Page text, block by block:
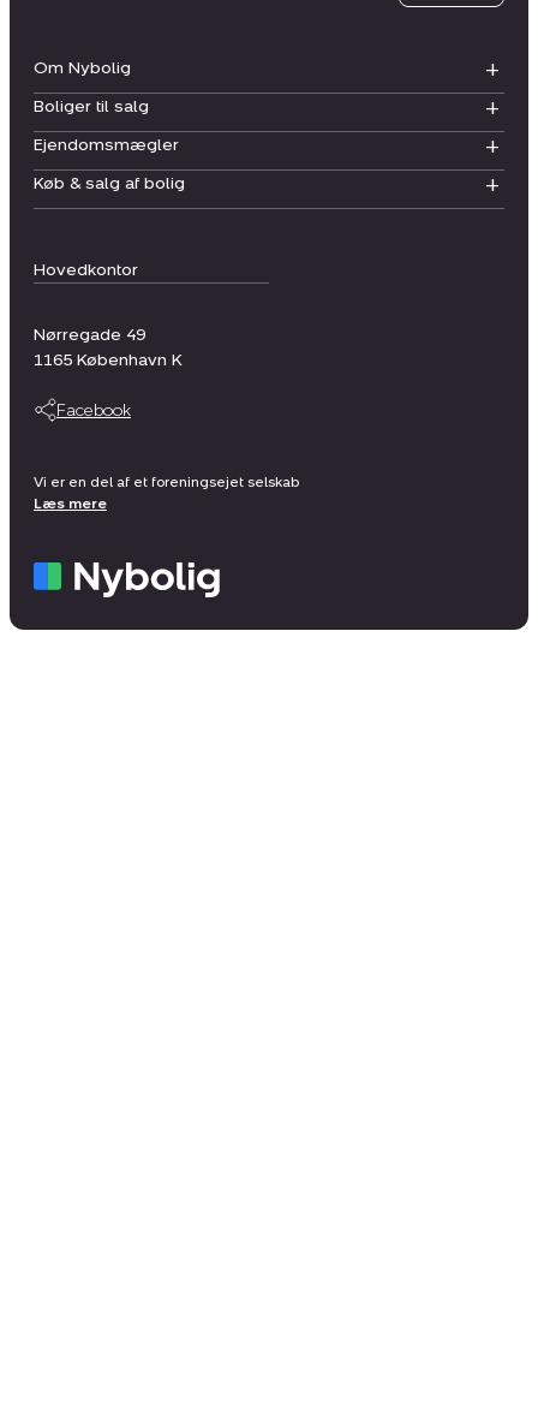
Hovedkontor
Nørregade 49
1165 København K
Facebook
Om Nybolig
Boliger til salg
Ejendomsmægler
Køb & salg af bolig
Vi er en del af et foreningsejet selskab
Læs mere